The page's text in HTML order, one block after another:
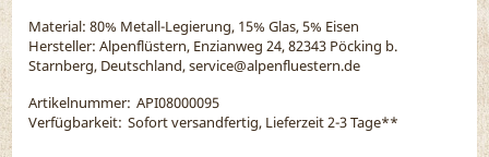
Material: 80% Metall-Legierung, 15% Glas, 5% Eisen
Hersteller: Alpenflüstern, Enzianweg 24, 82343 Pöcking b.
Starnberg, Deutschland, service@alpenfluestern.de
Artikelnummer: API08000095
Verfügbarkeit: Sofort versandfertig, Lieferzeit 2-3 Tage**